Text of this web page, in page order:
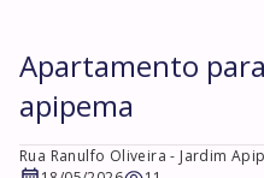
Apartamento
apipema
Rua Ranulfo Oliveira - Jardim